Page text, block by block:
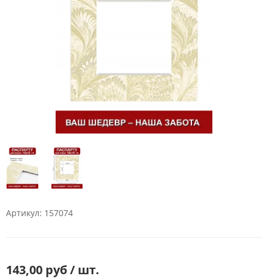
Артикул: 157074
143,00 руб / шт.